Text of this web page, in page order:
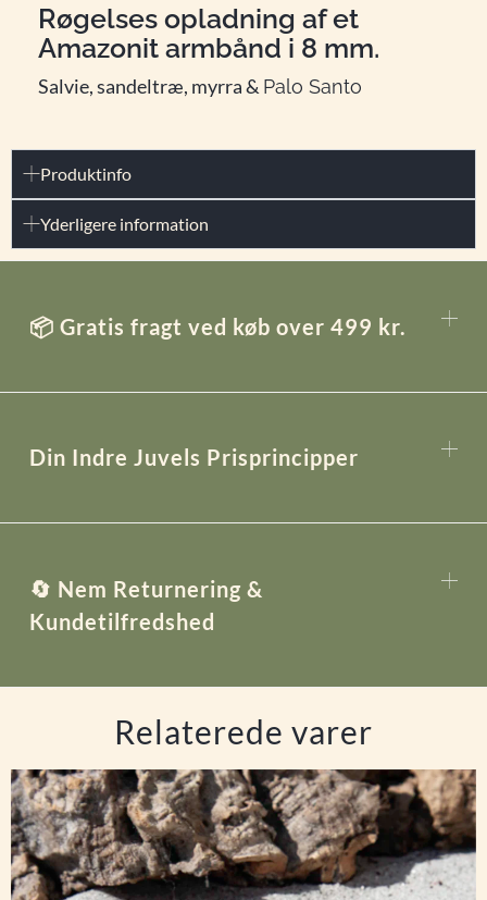
Røgelses opladning af et
Amazonit armbånd i 8 mm.
Salvie, sandeltræ, myrra & Palo Santo
Produktinfo
Yderligere information
📦 Gratis fragt ved køb over 499 kr.
Din Indre Juvels Prisprincipper
🔄 Nem Returnering &
Kundetilfredshed
Relaterede varer